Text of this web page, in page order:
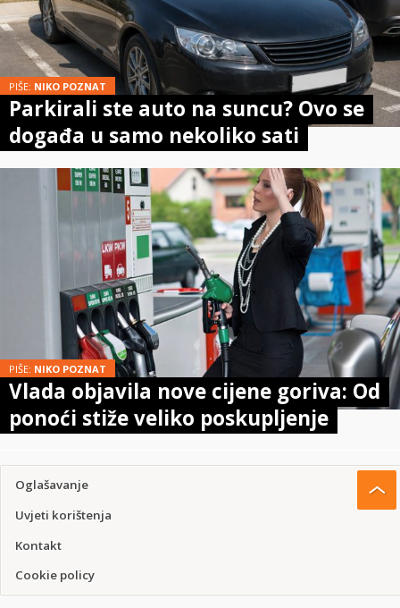
PIŠE: NIKO POZNAT
Parkirali ste auto na suncu? Ovo se
događa u samo nekoliko sati
PIŠE: NIKO POZNAT
Vlada objavila nove cijene goriva: Od
ponoći stiže veliko poskupljenje
Oglašavanje
Uvjeti korištenja
Kontakt
Cookie policy